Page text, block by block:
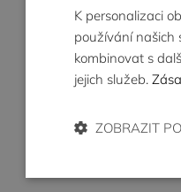
K personalizaci
používání našich
kombinovat s
jejich služeb.
ZOBRAZIT